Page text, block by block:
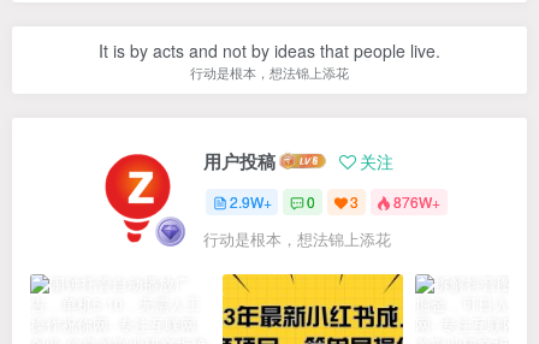
It is by acts and not by ideas that people live.
行动是根本，想法锦上添花
用户投稿 关注
2.9W+ 0 3 876W+
行动是根本，想法锦上添花